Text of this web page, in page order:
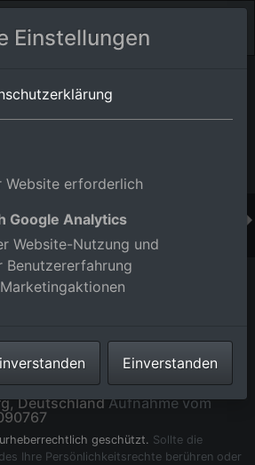
von Dossenheim
in Dossenheim im Bundesland
DeutschlandAufnahme vom
geschützt. Sollte die
Ihre Persönlichkeitsrechte berühren oder
Einstellungen
Website erforderlich
Google Analytics
Website-Nutzung und
Benutzererfahrung
Einverstanden